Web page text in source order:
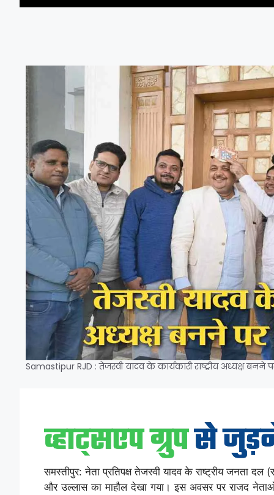
Samastipur RJD : तेजस्वी यादव के कार्यकारी राष्ट्रीय अध्यक्ष बनने
समस्तीपुर: नेता प्रतिपक्ष तेजस्वी यादव के राष्ट्रीय जनता दल
और उल्लास का माहौल देखा गया। इस अवसर पर राजद